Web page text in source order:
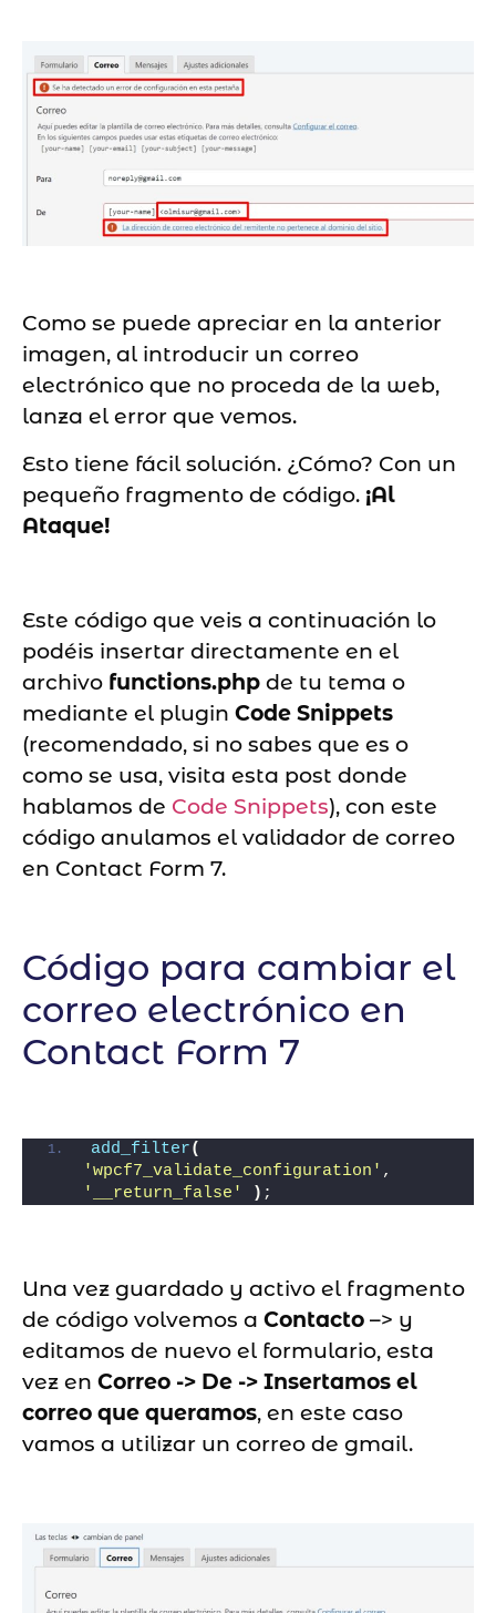
Como se puede apreciar en la anterior
imagen, al introducir un correo
electrónico que no proceda de la web,
lanza el error que vemos.
Esto tiene fácil solución. ¿Cómo? Con un
pequeño fragmento de código. ¡Al
Ataque!
Este código que veis a continuación lo
podéis insertar directamente en el
archivo functions.php de tu tema o
mediante el plugin Code Snippets
(recomendado, si no sabes que es o
como se usa, visita esta post donde
hablamos de Code Snippets), con este
código anulamos el validador de correo
en Contact Form 7.
Código para cambiar el
correo electrónico en
Contact Form 7
add_filter(
'wpcf7_validate_configuration'
'__return_false'
) ;
Una vez guardado y activo el fragmento
de código volvemos a Contacto –> y
editamos de nuevo el formulario, esta
vez en Correo -> De -> Insertamos el
correo que queramos, en este caso
vamos a utilizar un correo de gmail.